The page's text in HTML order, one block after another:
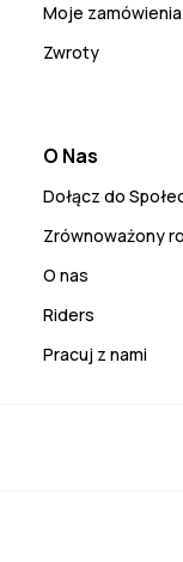
Moje zamówienia
Zwroty
O Nas
Dołącz do
Zrównoważony
O nas
Riders
Pracuj z nami